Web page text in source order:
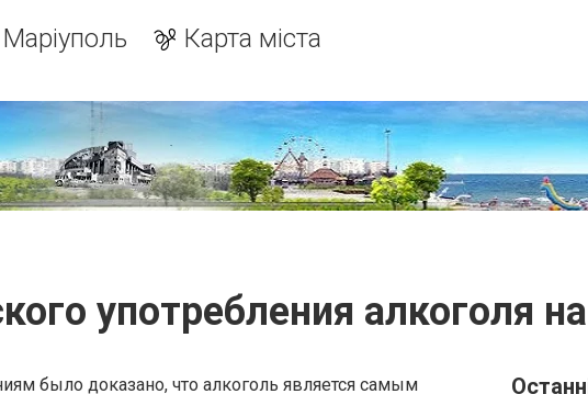
Карта міста
употребления алкоголя
было доказано, что алкоголь является самым